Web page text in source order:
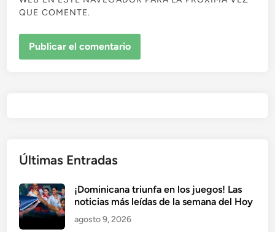
QUE COMENTE.
Últimas Entradas
¡Dominicana triunfa en los juegos! Las
noticias más leídas de la semana del Hoy
agosto 9, 2026